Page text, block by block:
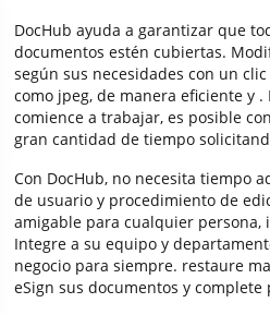
DocHub ayuda a garantizar que
documentos estén cubiertas.
según sus necesidades con un
como jpeg, de manera eficiente y
comience a trabajar, es posible
gran cantidad de tiempo
Con DocHub, no necesita tiempo
de usuario y procedimiento de
amigable para cualquier persona,
Integre a su equipo y
negocio para siempre. restaure
eSign sus documentos y complete